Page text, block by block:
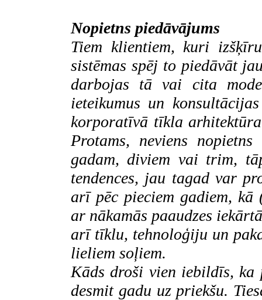
Nopietns piedāvājums
Tiem klientiem, kuri
sistēmas spēj to piedāvāt
darbojas tā vai cita
ieteikumus un
korporatīvā tīkla
Protams, neviens
gadam, diviem vai trim,
tendences, jau tagad var
arī pēc pieciem gadiem, kā
ar nākamās paaudzes
arī tīklu, tehnoloģiju un
lieliem soļiem.
Kāds droši vien iebildīs, ka
desmit gadu uz priekšu.